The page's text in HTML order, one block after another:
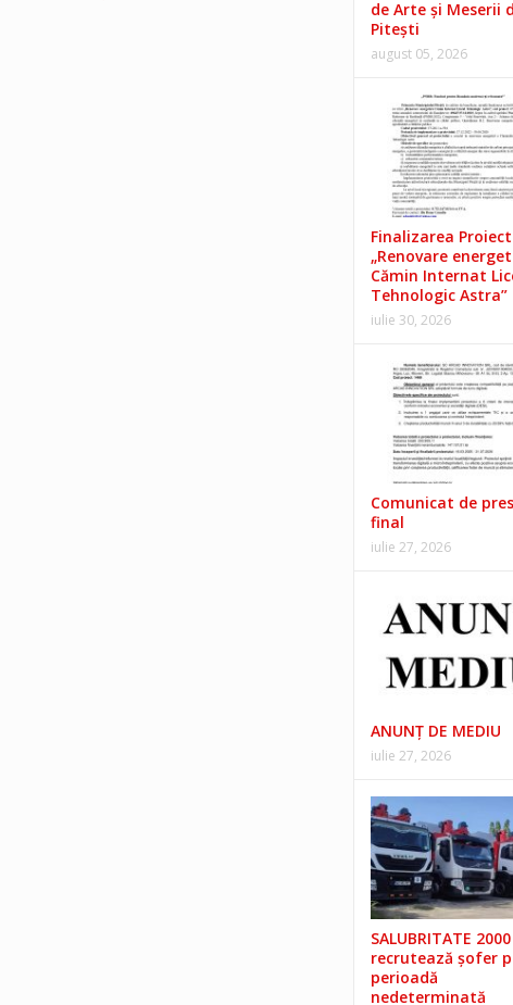
de Arte și Meserii
Pitești
august 05, 2026
Finalizarea
„Renovare
Cămin Internat
Tehnologic Astra”
iulie 30, 2026
Comunicat de
final
iulie 27, 2026
ANUNŢ DE MEDIU
iulie 27, 2026
SALUBRITATE
recrutează șofer
perioadă
nedeterminată